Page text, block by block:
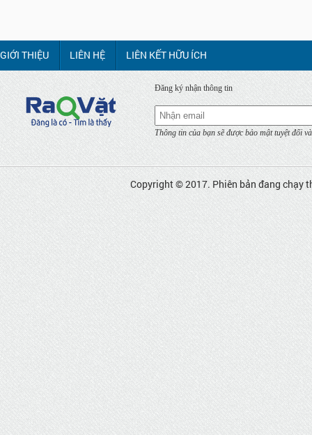
GIỚI THIỆU LIÊN HỆ LIÊN KẾT HỮU ÍCH
Đăng ký nhận thông tin
Thông tin của bạn sẽ được bảo mật tuyệt đối
Copyright © 2017. Phiên bản đang chạy